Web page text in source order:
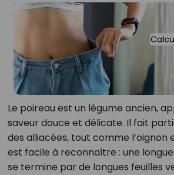
Le poireau est un légume ancien,
saveur douce et délicate. Il fait
des alliacées, tout comme l’oignon
est facile à reconnaître : une
se termine par de longues feuilles